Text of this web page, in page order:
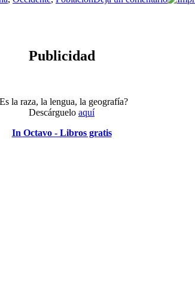
Publicidad
la raza, la lengua, la geografía?
Descárguelo aquí
In Octavo - Libros gratis